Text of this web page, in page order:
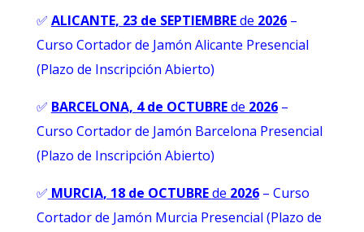
✅ ALICANTE, 23 de SEPTIEMBREde 2026–
Curso Cortador de Jamón Alicante Presencial
(Plazo de Inscripción Abierto)
✅ BARCELONA, 4 de OCTUBREde 2026–
Curso Cortador de Jamón Barcelona Presencial
(Plazo de Inscripción Abierto)
✅ MURCIA, 18 de OCTUBREde 2026– Curso
Cortador de Jamón Murcia Presencial (Plazo de